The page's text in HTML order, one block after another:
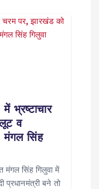
भ्रष्टाचार
व
मंगल सिंह
मंगल सिंह गिलुवा में
प्रधानमंत्री बने तो